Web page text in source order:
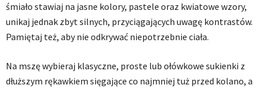
śmiało stawiaj na jasne kolory, pastele oraz kwiatowe wzory,
unikaj jednak zbyt silnych, przyciągających uwagę kontrastów.
Pamiętaj też, aby nie odkrywać niepotrzebnie ciała.
Na mszę wybieraj klasyczne, proste lub ołówkowe sukienki z
dłuższym rękawkiem sięgające co najmniej tuż przed kolano, a